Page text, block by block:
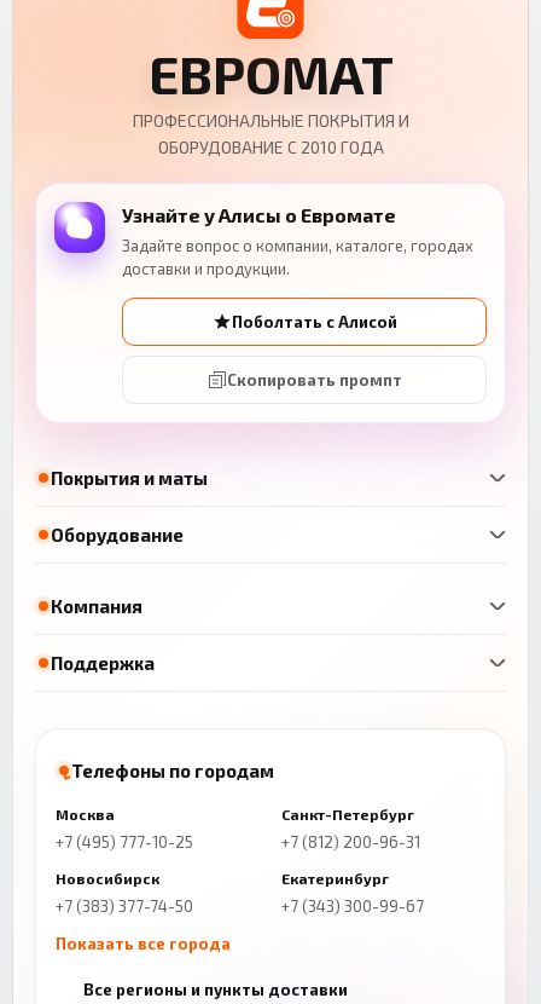
Покрытия и маты
Оборудование
ЕВРОМАТ
ПРОФЕССИОНАЛЬНЫЕ ПОКРЫТИЯ И
ОБОРУДОВАНИЕ С 2010 ГОДА
Узнайте у Алисы о Евромате
Задайте вопрос о компании, каталоге, городах
доставки и продукции.
Поболтать с Алисой
Скопировать промпт
Компания
Поддержка
Телефоны по городам
Москва
+7 (495) 777-10-25
Санкт-Петербург
+7 (812) 200-96-31
Новосибирск
+7 (383) 377-74-50
Екатеринбург
+7 (343) 300-99-67
Показать все города
Все регионы и пункты доставки